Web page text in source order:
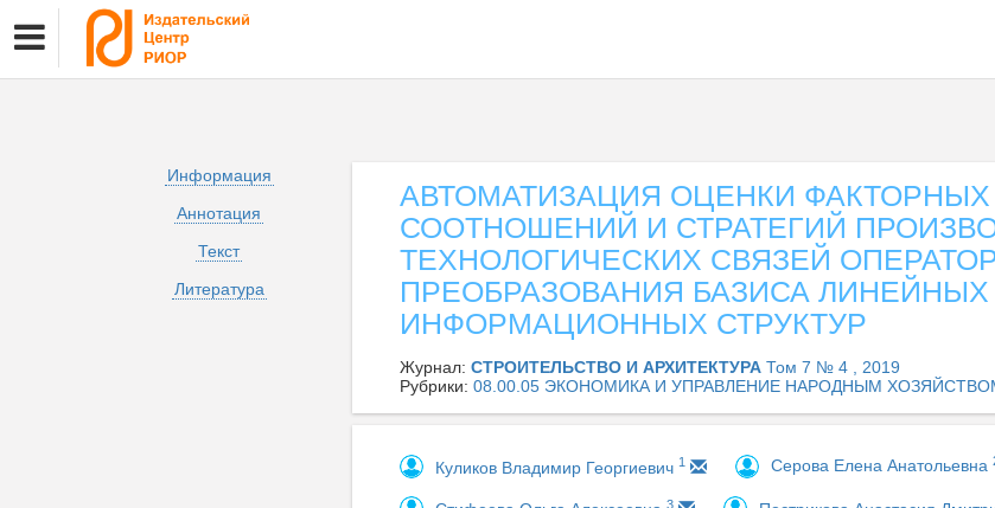
Информация
Аннотация
Текст
Литература
АВТОМАТИЗАЦИЯ ОЦЕНКИ ФАКТОРНЫХ
СООТНОШЕНИЙ И СТРАТЕГИЙ
ТЕХНОЛОГИЧЕСКИХ СВЯЗЕЙ
ПРЕОБРАЗОВАНИЯ БАЗИСА ЛИНЕЙНЫХ
ИНФОРМАЦИОННЫХ СТРУКТУР
Журнал: СТРОИТЕЛЬСТВО И АРХИТЕКТУРА Том 7 № 4 , 2019
Рубрики: 08.00.05 ЭКОНОМИКА И УПРАВЛЕНИЕ НАРОДНЫМ
Куликов Владимир Георгиевич 1 Серова Елена Анатольевна
3